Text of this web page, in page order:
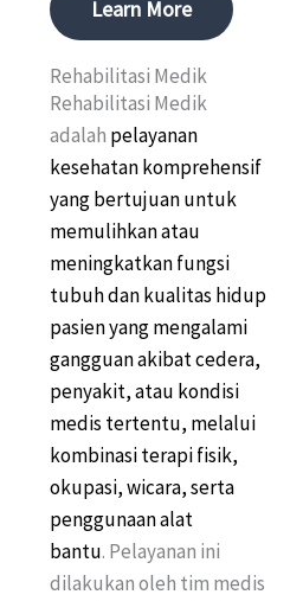
Learn More
Rehabilitasi Medik
Rehabilitasi Medik
adalah pelayanan
kesehatan komprehensif
yang bertujuan untuk
memulihkan atau
meningkatkan fungsi
tubuh dan kualitas hidup
pasien yang mengalami
gangguan akibat cedera,
penyakit, atau kondisi
medis tertentu, melalui
kombinasi terapi fisik,
okupasi, wicara, serta
penggunaan alat
bantu. Pelayanan ini
dilakukan oleh tim medis